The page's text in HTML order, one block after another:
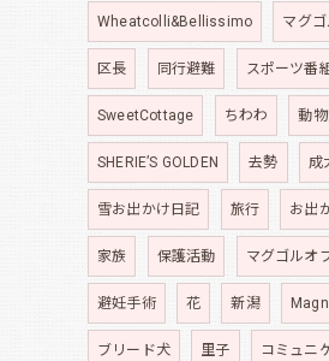
Wheatcolli&Bellissimo マグ
区長 同行避難 スポーツ番
SweetCottage ちわわ 動
SHERIE’S GOLDEN 去勢 成
雪お出かけ日記 旅行 お出
家族 保護活動 マグゴルオ
避妊手術 花 新潟
ブリード犬 里子 コミュニ